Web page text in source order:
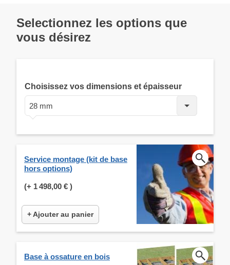
Selectionnez les options que
vous désirez
Choisissez vos dimensions et épaisseur
28 mm
Service montage (kit de base
hors options)
(+ 1 498,00 € )
+ Ajouter au panier
Base à ossature en bois